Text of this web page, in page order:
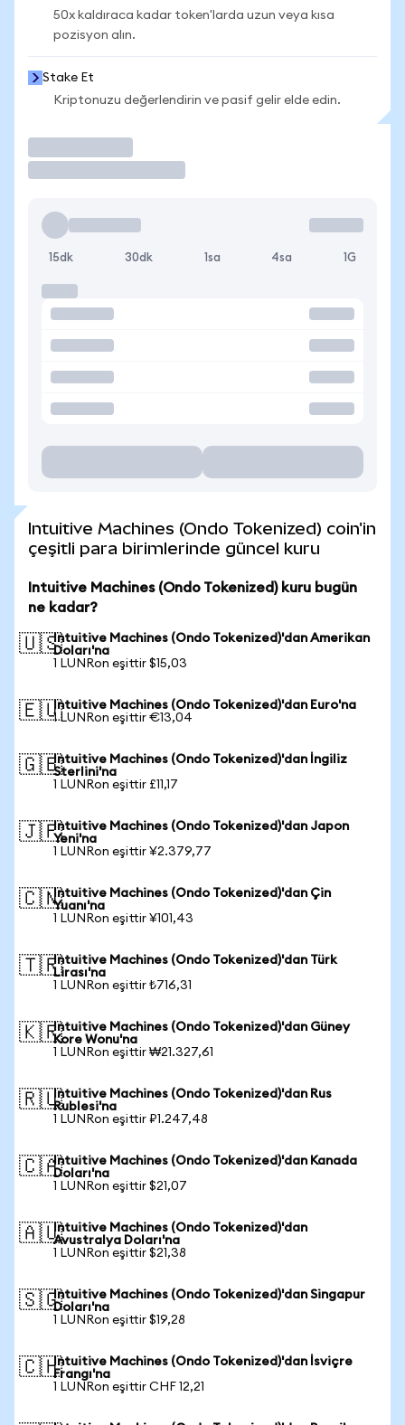
50x kaldıraca kadar token'larda uzun veya kısa
pozisyon alın.
Stake Et
Kriptonuzu değerlendirin ve pasif gelir elde edin.
15dk 30dk 1sa 4sa 1G
Intuitive Machines (Ondo Tokenized) coin'in
çeşitli para birimlerinde güncel kuru
Intuitive Machines (Ondo Tokenized) kuru bugün
ne kadar?
🇺🇸Intuitive Machines (Ondo Tokenized)'dan Amerikan
Doları'na
1 LUNRon eşittir $15,03
🇪🇺Intuitive Machines (Ondo Tokenized)'dan Euro'na
1 LUNRon eşittir €13,04
🇬🇧Intuitive Machines (Ondo Tokenized)'dan İngiliz
Sterlini'na
1 LUNRon eşittir £11,17
🇯🇵Intuitive Machines (Ondo Tokenized)'dan Japon
Yeni'na
1 LUNRon eşittir ¥2.379,77
🇨🇳Intuitive Machines (Ondo Tokenized)'dan Çin
Yuanı'na
1 LUNRon eşittir ¥101,43
🇹🇷Intuitive Machines (Ondo Tokenized)'dan Türk
Lirası'na
1 LUNRon eşittir ₺716,31
🇰🇷Intuitive Machines (Ondo Tokenized)'dan Güney
Kore Wonu'na
1 LUNRon eşittir ₩21.327,61
🇷🇺Intuitive Machines (Ondo Tokenized)'dan Rus
Rublesi'na
1 LUNRon eşittir ₽1.247,48
🇨🇦Intuitive Machines (Ondo Tokenized)'dan Kanada
Doları'na
1 LUNRon eşittir $21,07
🇦🇺Intuitive Machines (Ondo Tokenized)'dan
Avustralya Doları'na
1 LUNRon eşittir $21,38
🇸🇬Intuitive Machines (Ondo Tokenized)'dan Singapur
Doları'na
1 LUNRon eşittir $19,28
🇨🇭Intuitive Machines (Ondo Tokenized)'dan İsviçre
Frangı'na
1 LUNRon eşittir CHF 12,21